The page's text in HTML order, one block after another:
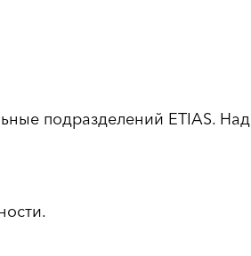
подразделений ETIAS. Над